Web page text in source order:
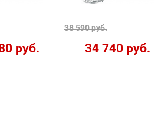
руб.
38 590 руб.
34 740 руб.